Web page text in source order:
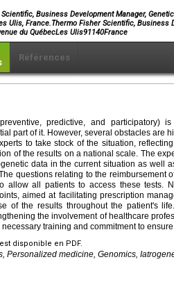
Business Development Manager,
Ulis, France.Thermo Fisher Scientific,
du QuébecLes Ulis91140France
Références
predictive, and participatory)
part of it. However, several obstacles are
to take stock of the situation,
of the results on a national scale. The
data in the current situation as well
questions relating to the
allow all patients to access these tests.
aimed at facilitating prescription
of the results throughout the patient's
the involvement of healthcare
training and commitment to
disponible en PDF.
Personalized medicine, Genomics,